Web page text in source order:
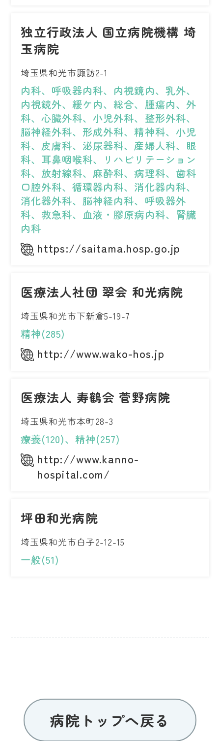
独立行政法人 国立病院機構 埼
玉病院
埼玉県和光市諏訪2-1
内科、呼吸器内科、内視鏡内、乳外、
内視鏡外、緩ケ内、総合、腫瘍内、外
科、心臓外科、小児外科、整形外科、
脳神経外科、形成外科、精神科、小児
科、皮膚科、泌尿器科、産婦人科、眼
科、耳鼻咽喉科、リハビリテーション
科、放射線科、麻酔科、病理科、歯科
口腔外科、循環器内科、消化器内科、
消化器外科、脳神経内科、呼吸器外
科、救急科、血液・膠原病内科、腎臓
内科
https://saitama.hosp.go.jp
医療法人社団 翠会 和光病院
埼玉県和光市下新倉5-19-7
精神(285)
http://www.wako-hos.jp
医療法人 寿鶴会 菅野病院
埼玉県和光市本町28-3
療養(120)、精神(257)
http://www.kanno-
hospital.com/
坪田和光病院
埼玉県和光市白子2-12-15
一般(51)
病院トップへ戻る